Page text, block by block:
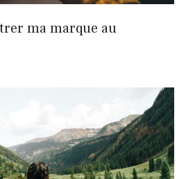
ma marque au